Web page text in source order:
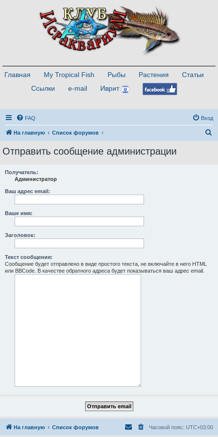
Главная My Tropical Fish Рыбы Растения
Статьи
Ссылки
e-mail Иврит
FAQ Вход
На главную Список форумов
Отправить сообщение администрации
Получатель:
Администратор
Ваш адрес email:
Ваше имя:
Заголовок:
Текст сообщения:
Сообщение будет отправлено в виде простого текста, не включайте в него HTML
или BBCode. В качестве обратного адреса будет показываться ваш адрес email.
На главную Список форумов Часовой пояс: UTC+03:00